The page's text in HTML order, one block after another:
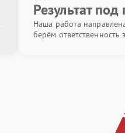
Результат под
Наша работа
берём ответственность